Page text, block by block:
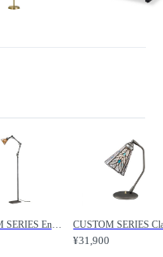
CUSTOM SERIES Engineer Side Floor Lamp × Stained Glass Checker / カスタムシリーズ エンジニアサイドフロアランプ × ステンドグラス（チェッカー） / FLYMEe Factory / フライミーファクトリー
¥31,900